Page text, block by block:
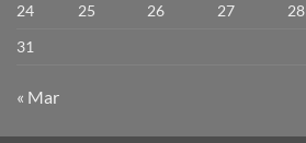
24
25 26 27 28
31
« Mar